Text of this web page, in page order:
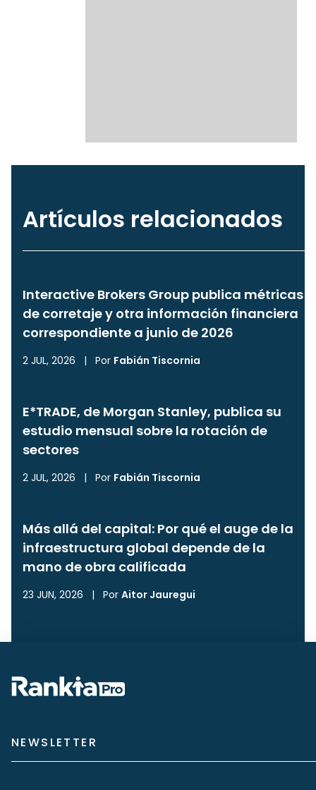
Artículos relacionados
Interactive Brokers Group publica métricas
de corretaje y otra información financiera
correspondiente a junio de 2026
2 JUL, 2026 | Por Fabián Tiscornia
E*TRADE, de Morgan Stanley, publica su
estudio mensual sobre la rotación de
sectores
2 JUL, 2026 | Por Fabián Tiscornia
Más allá del capital: Por qué el auge de la
infraestructura global depende de la
mano de obra calificada
23 JUN, 2026 | Por Aitor Jauregui
NEWSLETTER